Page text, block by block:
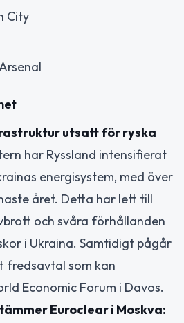
City
utsatt för ryska
har Ryssland intensifierat
energisystem, med över
året. Detta har lett till
och svåra förhållanden
i Ukraina. Samtidigt pågår
fredsavtal som kan
Economic Forum i Davos.
Euroclear i Moskva: